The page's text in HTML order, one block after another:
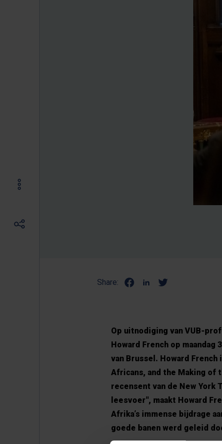
Share:
Op uitnodiging van VUB-
Howard French op
van Brussel. Howard
Africans, and the Making of
recensent van de New York
leesvoer", maakt Howard
Afrika’s immense bijdrage
goede banen werd geleid